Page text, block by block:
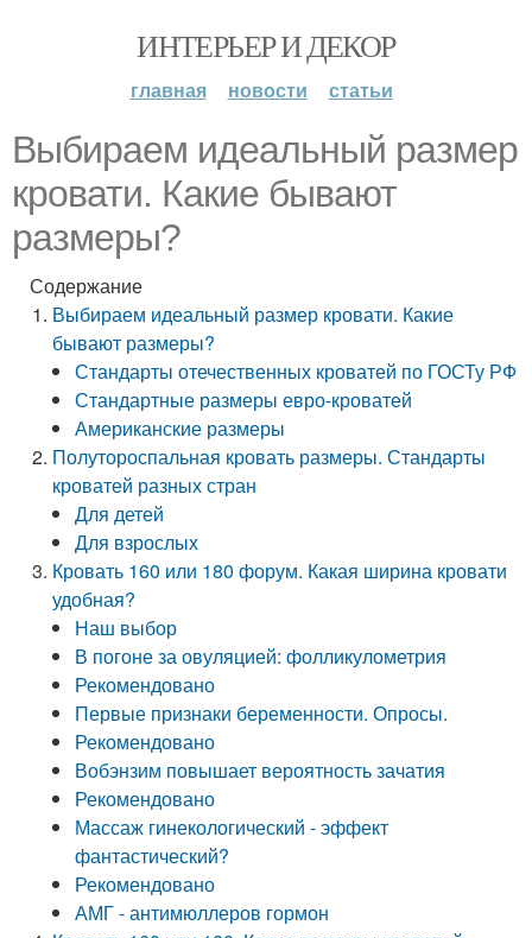
ИНТЕРЬЕР И ДЕКОР
главная новости статьи
Выбираем идеальный размер
кровати. Какие бывают
размеры?
Содержание
Выбираем идеальный размер кровати. Какие
бывают размеры?
Стандарты отечественных кроватей по ГОСТу РФ
Стандартные размеры евро-кроватей
Американские размеры
Полутороспальная кровать размеры. Стандарты
кроватей разных стран
Для детей
Для взрослых
Кровать 160 или 180 форум. Какая ширина кровати
удобная?
Наш выбор
В погоне за овуляцией: фолликулометрия
Рекомендовано
Первые признаки беременности. Опросы.
Рекомендовано
Вобэнзим повышает вероятность зачатия
Рекомендовано
Массаж гинекологический - эффект
фантастический?
Рекомендовано
АМГ - антимюллеров гормон